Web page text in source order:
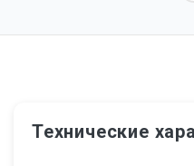
Технические